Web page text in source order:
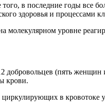
в последние годы все
здоровья и процессами
уровне
добровольцев (пять
крови.
в кровотоке